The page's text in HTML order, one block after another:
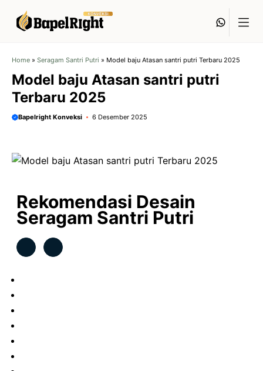
Home » Seragam Santri Putri » Model baju Atasan santri putri Terbaru 2025
Model baju Atasan santri putri
Terbaru 2025
Bapelright Konveksi 6 Desember 2025
Rekomendasi Desain
Seragam Santri Putri